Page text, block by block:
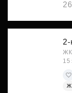
2-
ЖК
15